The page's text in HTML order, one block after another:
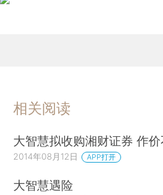
相关阅读
大智慧拟收购湘财证券 作
2014年08月12日 APP打开
大智慧遇险